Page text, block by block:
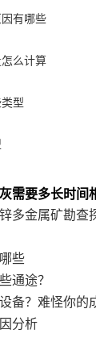
有哪些
么计算
型
需要多长时间
多金属矿勘查
些
通途？
备？难怪你的
分析